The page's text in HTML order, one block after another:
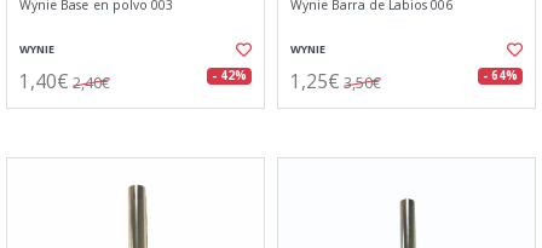
Wynie Base en polvo 003
WYNIE
1,40€ 2,40€ - 42%
Wynie Barra de Labios 006
WYNIE
1,25€ 3,50€ - 64%